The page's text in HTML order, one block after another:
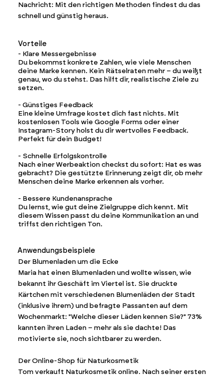
Nachricht: Mit den richtigen Methoden findest du das
schnell und günstig heraus.
Vorteile
- Klare Messergebnisse
Du bekommst konkrete Zahlen, wie viele Menschen
deine Marke kennen. Kein Rätselraten mehr – du weißt
genau, wo du stehst. Das hilft dir, realistische Ziele zu
setzen.
- Günstiges Feedback
Eine kleine Umfrage kostet dich fast nichts. Mit
kostenlosen Tools wie Google Forms oder einer
Instagram-Story holst du dir wertvolles Feedback.
Perfekt für dein Budget!
- Schnelle Erfolgskontrolle
Nach einer Werbeaktion checkst du sofort: Hat es was
gebracht? Die gestützte Erinnerung zeigt dir, ob mehr
Menschen deine Marke erkennen als vorher.
- Bessere Kundenansprache
Du lernst, wie gut deine Zielgruppe dich kennt. Mit
diesem Wissen passt du deine Kommunikation an und
triffst den richtigen Ton.
Anwendungsbeispiele
Der Blumenladen um die Ecke
Maria hat einen Blumenladen und wollte wissen, wie
bekannt ihr Geschäft im Viertel ist. Sie druckte
Kärtchen mit verschiedenen Blumenläden der Stadt
(inklusive ihrem) und befragte Passanten auf dem
Wochenmarkt: "Welche dieser Läden kennen Sie?" 73%
kannten ihren Laden – mehr als sie dachte! Das
motivierte sie, noch sichtbarer zu werden.
Der Online-Shop für Naturkosmetik
Tom verkauft Naturkosmetik online. Nach seiner ersten